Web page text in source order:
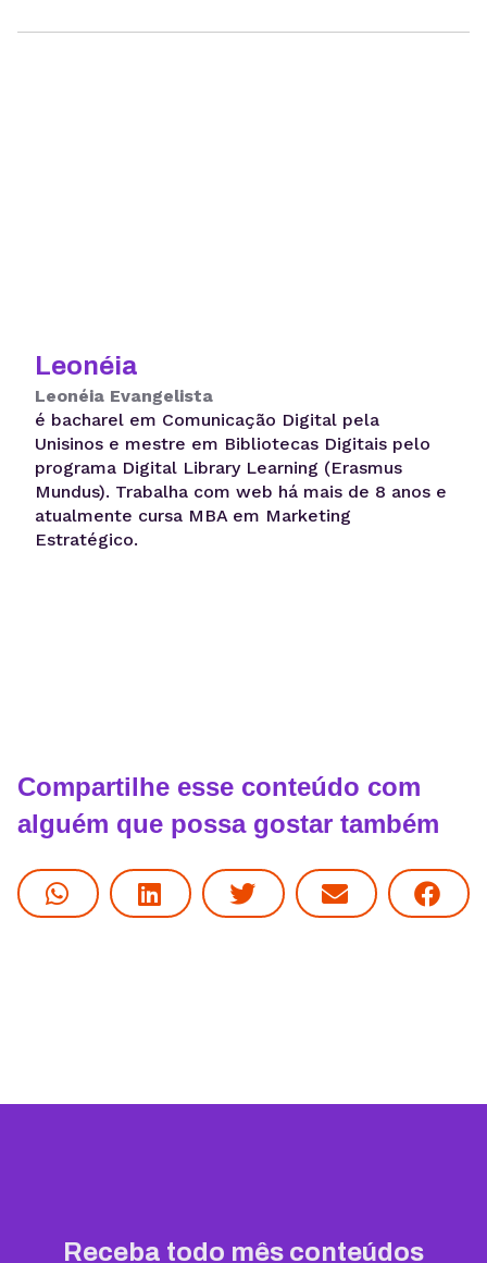
Leonéia
Leonéia Evangelista
é bacharel em Comunicação Digital pela
Unisinos e mestre em Bibliotecas Digitais pelo
programa Digital Library Learning (Erasmus
Mundus). Trabalha com web há mais de 8 anos e
atualmente cursa MBA em Marketing
Estratégico.
Compartilhe esse conteúdo com
alguém que possa gostar também
Receba todo mês conteúdos